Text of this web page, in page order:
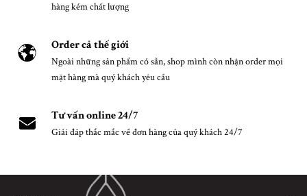
hàng kém chất lượng
Order cả thế giới
Ngoài những sản phẩm có sẵn, shop mình còn nhận order mọi
mặt hàng mà quý khách yêu cầu
Tư vấn online 24/7
Giải đáp thắc mắc về đơn hàng của quý khách 24/7